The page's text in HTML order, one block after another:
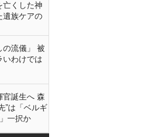
くした神
遺族ケアの
の流儀」 被
いわけでは
官誕生へ 森
”は「ベルギ
一択か